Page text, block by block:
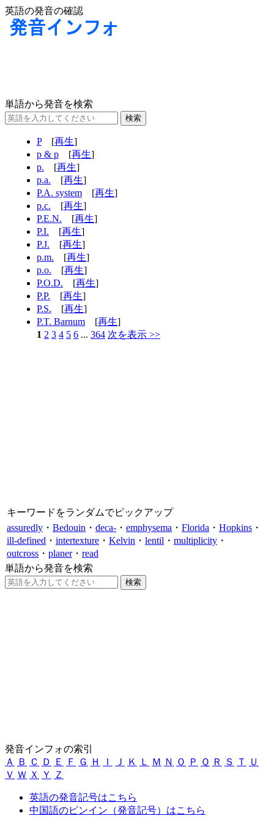
英語の発音の確認
単語から発音を検索
P[再生]
p & p [再生]
p. [再生]
p.a. [再生]
P.A. system [再生]
p.c. [再生]
P.E.N. [再生]
P.I. [再生]
P.J. [再生]
p.m. [再生]
p.o. [再生]
P.O.D. [再生]
P.P. [再生]
P.S. [再生]
P.T. Barnum [再生]
1 2 3 4 5 6 ... 364 次を表示 >>
キーワードをランダムでピックアップ
assuredly ・ Bedouin ・ deca- ・ emphysema ・ Florida ・ Hopkins ・
ill-defined ・ intertexture ・ Kelvin ・ lentil ・ multiplicity ・
outcross ・ planer・ read
単語から発音を検索
発音インフォの索引
Ａ
Ｂ Ｃ Ｄ Ｅ Ｆ Ｇ Ｈ Ｉ Ｊ Ｋ Ｌ Ｍ Ｎ Ｏ Ｐ Ｑ Ｒ Ｓ Ｔ
Ｕ
Ｖ Ｗ Ｘ Ｙ Ｚ
英語の発音記号はこちら
中国語のピンイン（発音記号）はこちら